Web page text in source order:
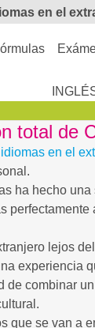
en el
total de
en el
ha hecho
lejos
experiencia
de combinar
que se van a